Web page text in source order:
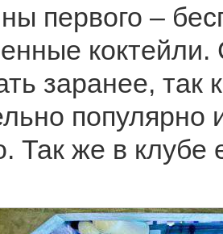
первого –
заранее, так
популярно
Так же в клубе